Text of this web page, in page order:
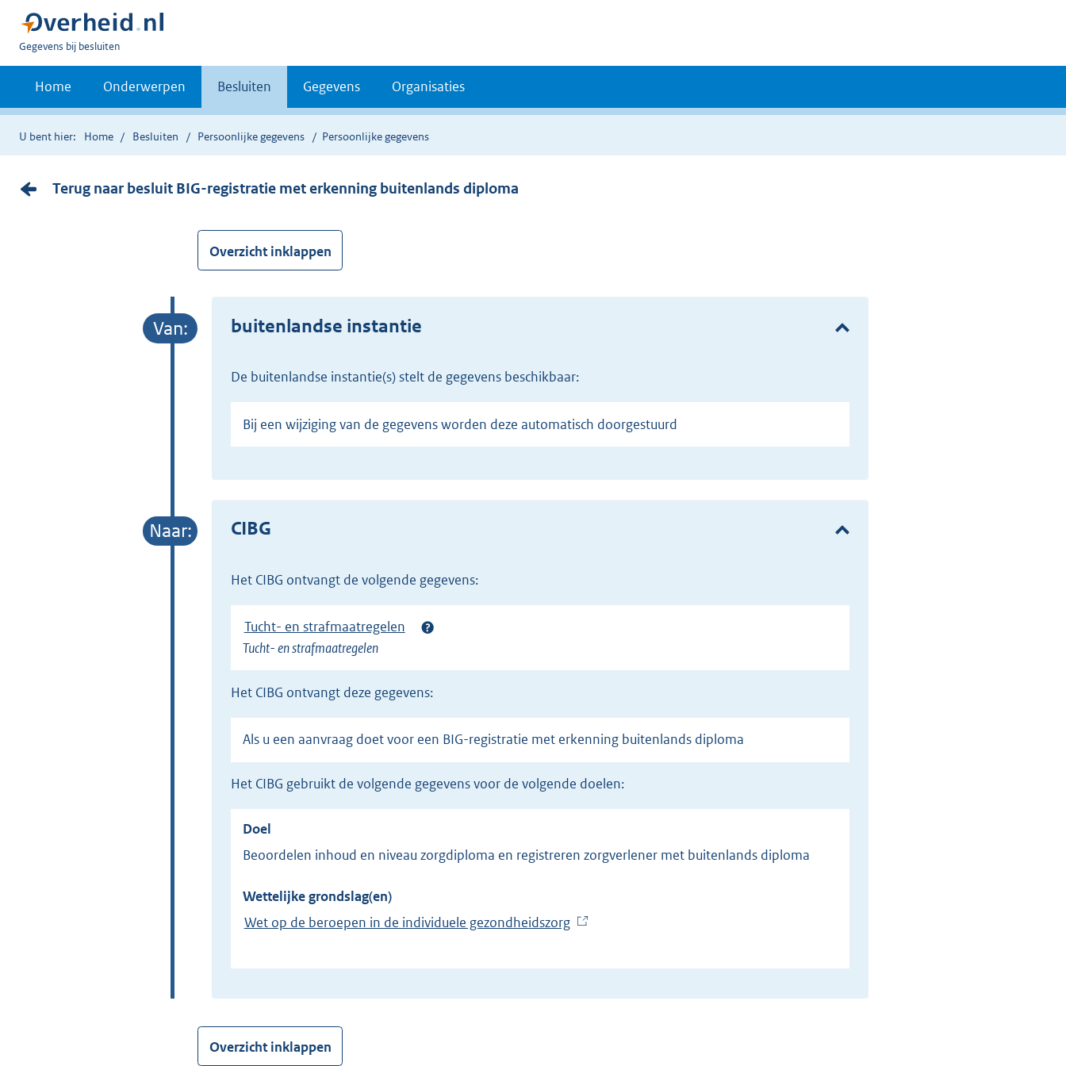
U
bent
Gegevens bij besluiten
Home Onderwerpen Besluiten Gegevens Organisaties
U bent hier: Home Besluiten Persoonlijke gegevens Persoonlijke gegevens
Terug naar besluit BIG-registratie met erkenning buitenlands diploma
Overzicht inklappen
buitenlandse instantie
de buitenlandse instantie(s) stelt de gegevens beschikbaar:
Bij een wijziging van de gegevens worden deze automatisch doorgestuurd
CIBG
het CIBG ontvangt de volgende gegevens:
Tucht- en strafmaatregelen
Tucht- en strafmaatregelen
het CIBG ontvangt deze gegevens:
Als u een aanvraag doet voor een BIG-registratie met erkenning buitenlands diploma
het CIBG gebruikt de volgende gegevens voor de volgende doelen:
Doel
Beoordelen inhoud en niveau zorgdiploma en registreren zorgverlener met buitenlands diploma
Wettelijke grondslag(en)
Wet op de beroepen in de individuele gezondheidszorg(
x
Overzicht inklappen